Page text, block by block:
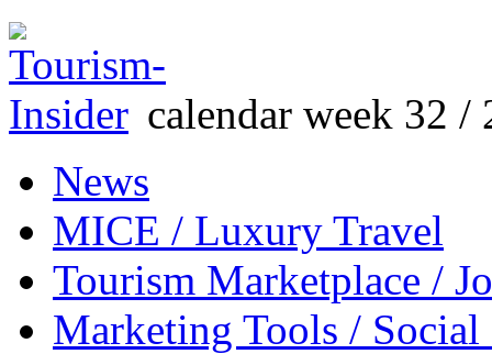
calendar week 32 /
News
MICE / Luxury Travel
Tourism Marketplace /
Marketing Tools /